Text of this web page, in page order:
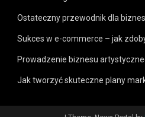
Ostateczny przewodnik dla
Sukces w e-commerce – jak
Prowadzenie biznesu
Jak tworzyć skuteczne plany